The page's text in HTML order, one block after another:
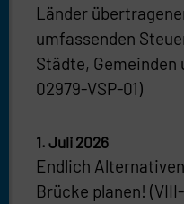
Länder
umfassenden
Städte, Gemeinden
02979-VSP-01)
Endlich
Brücke planen!
1. Juli 2026